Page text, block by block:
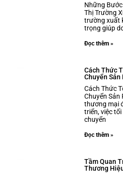
Những
Thị Trường
trường xuất
trọng giúp
Đọc thêm »
Cách Thức
Chuyển Sản
Cách Thức
Chuyển Sản
thương mại
triển, việc
chuyển
Đọc thêm »
Tầm Quan
Thương